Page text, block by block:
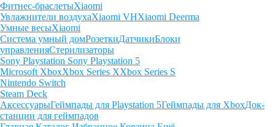
Фитнес-браслетыXiaomi
Увлажнители воздухаXiaomi VHXiaomi Deerma
Умные весыXiaomi
Система умный домРозеткиДатчикиБлоки
управленияСтерилизаторы
Sony Playstation Sony Playstation 5
Microsoft XboxXbox Series XXbox Series S
Nintendo Switch
Steam Deck
АксессуарыГеймпады для Playstation 5Геймпады для XboxДок-
станции для геймпадов